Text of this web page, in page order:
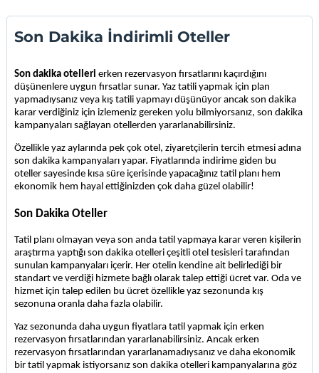
Son Dakika İndirimli Oteller
Son dakika otelleri erken rezervasyon fırsatlarını kaçırdığını
düşünenlere uygun fırsatlar sunar. Yaz tatili yapmak için plan
yapmadıysanız veya kış tatili yapmayı düşünüyor ancak son dakika
karar verdiğiniz için izlemeniz gereken yolu bilmiyorsanız, son dakika
kampanyaları sağlayan otellerden yararlanabilirsiniz.
Özellikle yaz aylarında pek çok otel, ziyaretçilerin tercih etmesi adına
son dakika kampanyaları yapar. Fiyatlarında indirime giden bu
oteller sayesinde kısa süre içerisinde yapacağınız tatil planı hem
ekonomik hem hayal ettiğinizden çok daha güzel olabilir!
Son Dakika Oteller
Tatil planı olmayan veya son anda tatil yapmaya karar veren kişilerin
araştırma yaptığı son dakika otelleri çeşitli otel tesisleri tarafından
sunulan kampanyaları içerir. Her otelin kendine ait belirlediği bir
standart ve verdiği hizmete bağlı olarak talep ettiği ücret var. Oda ve
hizmet için talep edilen bu ücret özellikle yaz sezonunda kış
sezonuna oranla daha fazla olabilir.
Yaz sezonunda daha uygun fiyatlara tatil yapmak için erken
rezervasyon fırsatlarından yararlanabilirsiniz. Ancak erken
rezervasyon fırsatlarından yararlanamadıysanız ve daha ekonomik
bir tatil yapmak istiyorsanız son dakika otelleri kampanyalarına göz